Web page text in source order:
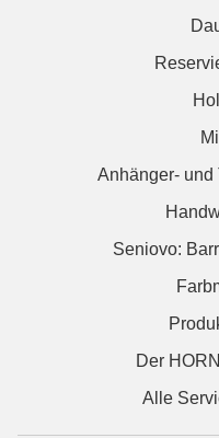
Anhänger- und
Seniovo:
Der
Alle